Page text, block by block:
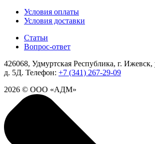
Условия оплаты
Условия доставки
Статьи
Вопрос-ответ
426068, Удмуртская Республика, г. Ижевск,
д. 5Д. Телефон: +7 (341) 267-29-09
2026 © ООО «АДМ»